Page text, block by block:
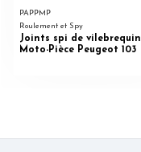
PAPPMP
Roulement et Spy
Joints spi de vilebrequin
Moto-Pièce Peugeot 103